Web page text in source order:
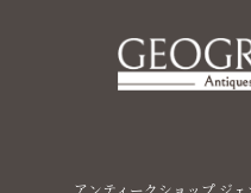
アンティークショップ ジ